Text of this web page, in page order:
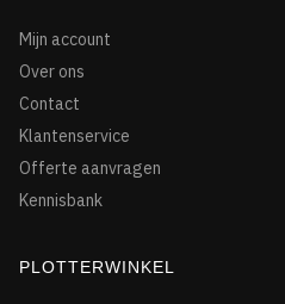
Mijn account
Over ons
Contact
Klantenservice
Offerte aanvragen
Kennisbank
PLOTTERWINKEL